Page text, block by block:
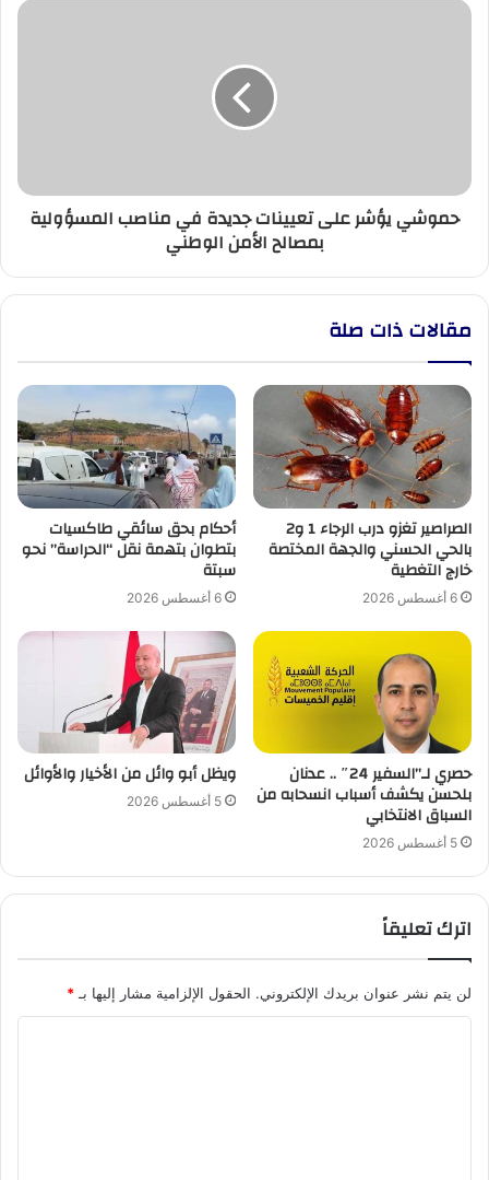
حموشي
بمصالح
الأمن
حموشي يؤشر على تعيينات جديدة في مناصب المسؤولية
بمصالح الأمن الوطني
مقالات ذات صلة
الصراصير تغزو درب الرجاء 1 و2
بالحي الحسني والجهة المختصة
خارج التغطية
6 أغسطس 2026
أحكام بحق سائقي طاكسيات
بتطوان بتهمة نقل “الحراسة” نحو
سبتة
6 أغسطس 2026
حصري لـ”السفير 24″ .. عدنان
بلحسن يكشف أسباب انسحابه من
السباق الانتخابي
5 أغسطس 2026
ويظل أبو وائل من الأخيار والأوائل
5 أغسطس 2026
اترك تعليقاً
لن يتم نشر عنوان بريدك الإلكتروني. الحقول الإلزامية مشار إليها بـ*